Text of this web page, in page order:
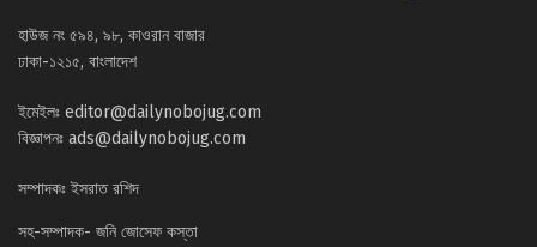
হাউজ নং ৫৯৪, ৯৮, কাওরান বাজার
ঢাকা-১২১৫, বাংলাদেশ
ইমেইলঃ editor@dailynobojug.com
বিজ্ঞাপনঃ ads@dailynobojug.com
সম্পাদকঃ ইসরাত রশিদ
সহ-সম্পাদক- জনি জোসেফ কস্তা